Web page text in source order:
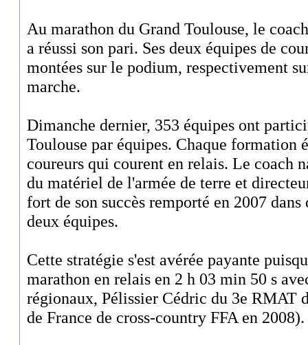
Au marathon du Grand Toulouse, le
a réussi son pari. Ses deux équipes de
montées sur le podium, respectivement
marche.
Dimanche dernier, 353 équipes ont
Toulouse par équipes. Chaque formation
coureurs qui courent en relais. Le coach
du matériel de l'armée de terre et
fort de son succès remporté en 2007
deux équipes.
Cette stratégie s'est avérée payante
marathon en relais en 2 h 03 min 50 s
régionaux, Pélissier Cédric du 3e RMAT
de France de cross-country FFA en 2008).